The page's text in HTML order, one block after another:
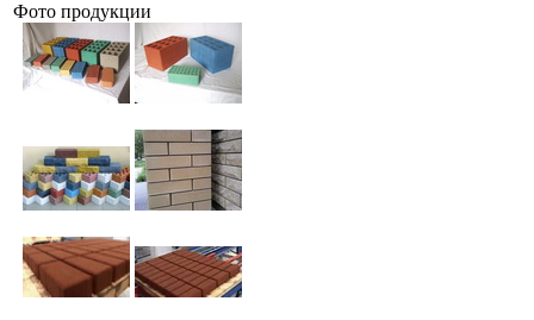
Фото продукции